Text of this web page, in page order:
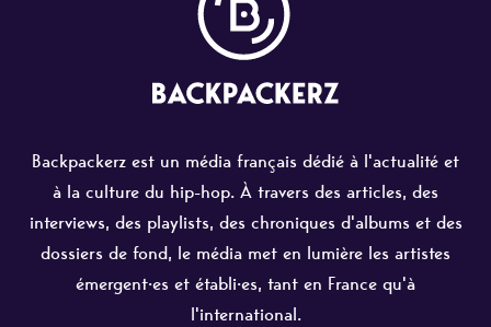
Backpackerz est un média français dédié à l'actualité et
à la culture du hip-hop. À travers des articles, des
interviews, des playlists, des chroniques d'albums et des
dossiers de fond, le média met en lumière les artistes
émergent·es et établi·es, tant en France qu'à
l'international.